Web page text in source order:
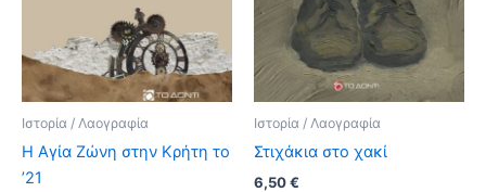
Ιστορία / Λαογραφία
Η Αγία Ζώνη στην Κρήτη το
’21
Ιστορία / Λαογραφία
Στιχάκια στο χακί
Original
6,50€